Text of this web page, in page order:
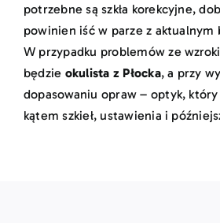
potrzebne są szkła korekcyjne,
powinien iść w parze z aktualnym
W przypadku problemów ze
będzie okulista z Płocka, a przy
dopasowaniu opraw – optyk,
kątem szkieł, ustawienia i